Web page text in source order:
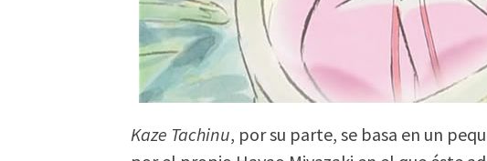
Kaze Tachinu, por su parte, se basa en un